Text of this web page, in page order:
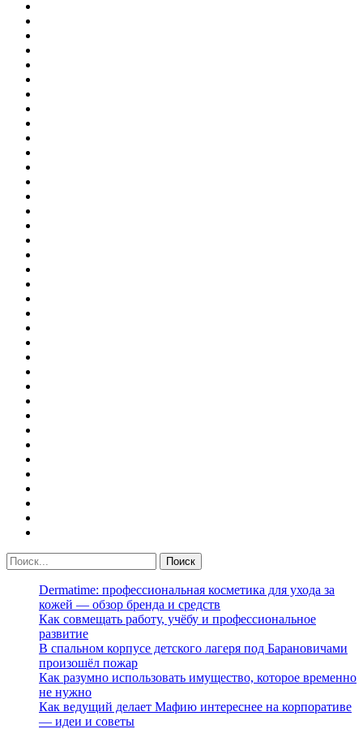
Dermatime: профессиональная косметика для ухода за
кожей — обзор бренда и средств
Как совмещать работу, учёбу и профессиональное
развитие
В спальном корпусе детского лагеря под Барановичами
произошёл пожар
Как разумно использовать имущество, которое временно
не нужно
Как ведущий делает Мафию интереснее на корпоративе
— идеи и советы